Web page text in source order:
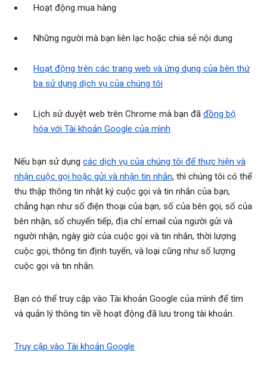
Hoạt động mua hàng
Những người mà bạn liên lạc hoặc chia sẻ nội dung
Hoạt động trên các trang web và ứng dụng của bên thứ
ba sử dụng dịch vụ của chúng tôi
Lịch sử duyệt web trên Chrome mà bạn đã đồng bộ
hóa với Tài khoản Google của mình
Nếu bạn sử dụng các dịch vụ của chúng tôi để thực hiện và
nhận cuộc gọi hoặc gửi và nhận tin nhắn, thì chúng tôi có thể
thu thập thông tin nhật ký cuộc gọi và tin nhắn của bạn,
chẳng hạn như số điện thoại của bạn, số của bên gọi, số của
bên nhận, số chuyển tiếp, địa chỉ email của người gửi và
người nhận, ngày giờ của cuộc gọi và tin nhắn, thời lượng
cuộc gọi, thông tin định tuyến, và loại cũng như số lượng
cuộc gọi và tin nhắn.
Bạn có thể truy cập vào Tài khoản Google của mình để tìm
và quản lý thông tin về hoạt động đã lưu trong tài khoản.
Truy cập vào Tài khoản Google